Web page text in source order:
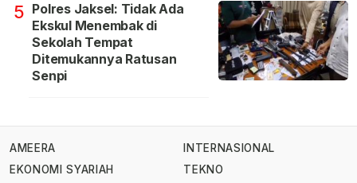
5 Polres Jaksel: Tidak Ada
Ekskul Menembak di
Sekolah Tempat
Ditemukannya Ratusan
Senpi
AMEERA
EKONOMI SYARIAH
INTERNASIONAL
TEKNO